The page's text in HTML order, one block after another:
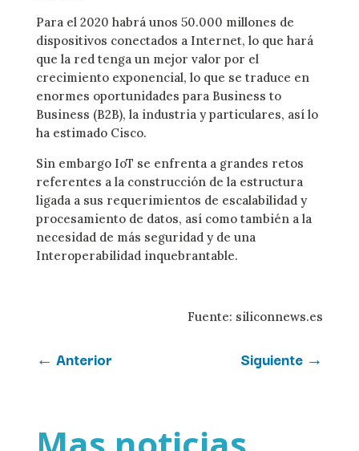
Para el 2020 habrá unos 50.000 millones de
dispositivos conectados a Internet, lo que hará
que la red tenga un mejor valor por el
crecimiento exponencial, lo que se traduce en
enormes oportunidades para Business to
Business (B2B), la industria y particulares, así lo
ha estimado Cisco.
Sin embargo IoT se enfrenta a grandes retos
referentes a la construcción de la estructura
ligada a sus requerimientos de escalabilidad y
procesamiento de datos, así como también a la
necesidad de más seguridad y de una
Interoperabilidad inquebrantable.
Fuente: siliconnews.es
← Anterior Siguiente →